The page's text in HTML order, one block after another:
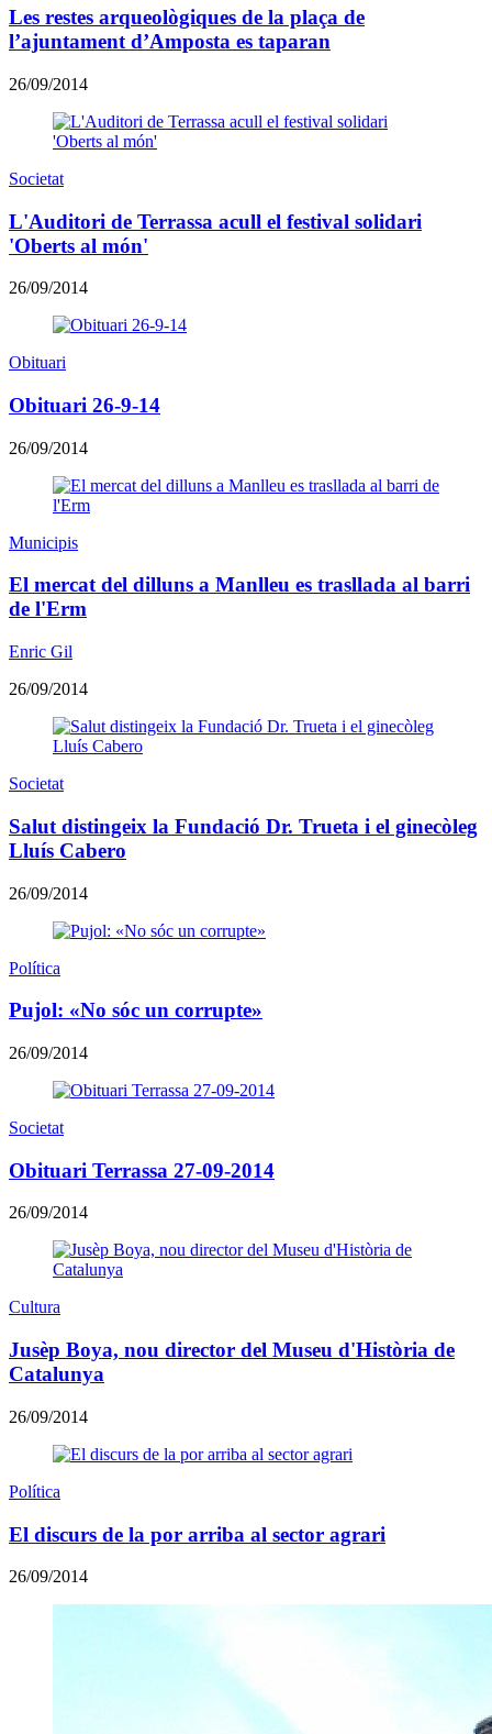
Les restes arqueològiques de la plaça de
l’ajuntament d’Amposta es taparan
26/09/2014
Societat
L'Auditori de Terrassa acull el festival solidari
'Oberts al món'
26/09/2014
Obituari
Obituari 26-9-14
26/09/2014
Municipis
El mercat del dilluns a Manlleu es trasllada al barri
de l'Erm
Enric Gil
26/09/2014
Societat
Salut distingeix la Fundació Dr. Trueta i el ginecòleg
Lluís Cabero
26/09/2014
Política
Pujol: «No sóc un corrupte»
26/09/2014
Societat
Obituari Terrassa 27-09-2014
26/09/2014
Cultura
Jusèp Boya, nou director del Museu d'Història de
Catalunya
26/09/2014
Política
El discurs de la por arriba al sector agrari
26/09/2014